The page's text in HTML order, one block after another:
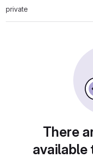
private
There
available